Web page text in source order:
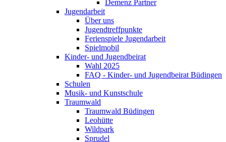
Demenz Partner
Jugendarbeit
Über uns
Jugendtreffpunkte
Ferienspiele Jugendarbeit
Spielmobil
Kinder- und Jugendbeirat
Wahl 2025
FAQ - Kinder- und Jugendbeirat Büdingen
Schulen
Musik- und Kunstschule
Traumwald
Traumwald Büdingen
Leohütte
Wildpark
Sprudel